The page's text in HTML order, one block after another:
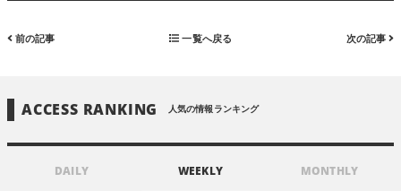
前の記事 一覧へ戻る 次の記事
ACCESS RANKING 人気の情報ランキング
DAILY WEEKLY MONTHLY